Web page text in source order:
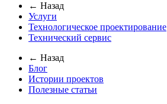
← Назад
Услуги
Технологическое проектирование
Технический сервис
← Назад
Блог
Истории проектов
Полезные статьи